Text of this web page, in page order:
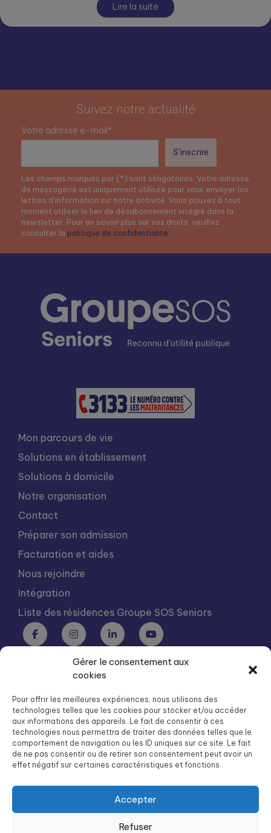
Gérer le consentement aux
cookies
Pour offrir les meilleures expériences, nous utilisons des
technologies telles que les cookies pour stocker et/ou accéder
aux informations des appareils. Le fait de consentir à ces
technologies nous permettra de traiter des données telles que le
comportement de navigation ou les ID uniques sur ce site. Le fait
de ne pas consentir ou de retirer son consentement peut avoir un
effet négatif sur certaines caractéristiques et fonctions.
Accepter
Refuser
Lire la suite
Suivez notre actualité
Votre adresse e-mail*
Les champs marqués par (*) sont obligatoires. Votre adresse
de messagerie est uniquement utilisée pour vous envoyer les
lettres d’information sur notre activité. Vous pouvez à tout
moment utiliser le lien de désabonnement intégré dans la
newsletter. Pour en savoir plus sur vos droits, veuillez
consulter la politique de confidentialité
Mon parcours de vie
Solutions en établissement
Solutions à domicile
Notre organisation
Contact
Préparer son admission
Facturation et aides
Nous rejoindre
Intégration
Liste des résidences Groupe SOS Seniors
Groupe SOS Seniors est une association du Groupe SOS
dg.seniors@groupe-sos.org
ARPAVIE est une association du Groupe SOS